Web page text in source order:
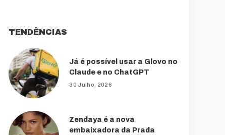
TENDÊNCIAS
Já é possível usar a Glovo no
Claude e no ChatGPT
30 Julho, 2026
Zendaya é a nova
embaixadora da Prada